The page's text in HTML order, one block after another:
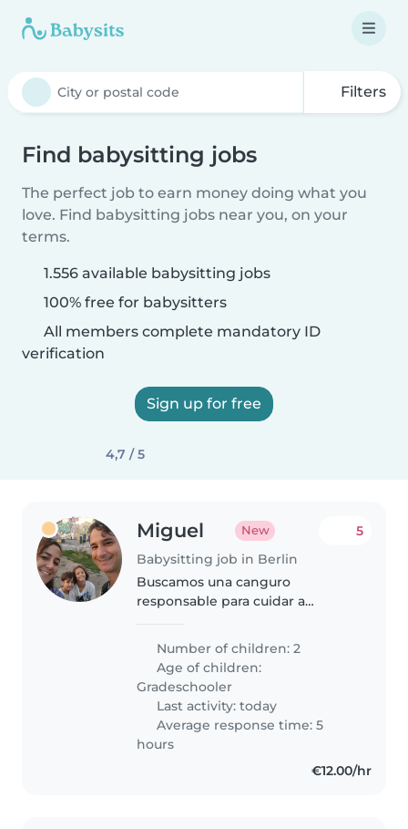
Filters
Find babysitting jobs
The perfect job to earn money doing what you
love. Find babysitting jobs near you, on your
terms.
1.556 available babysitting jobs
100% free for babysitters
All members complete mandatory ID
verification
Sign up for free
4,7 / 5
Miguel New
Babysitting job in Berlin
5
Buscamos una canguro
responsable para cuidar a
Necesitamos alguien dinámico
que pueda acompañarlos en sus
actividades deportivas y
compartir momentos..
Number of children: 2
Age of children:
Gradeschooler
Last activity: today
Average response time: 5
hours
€12.00/hr